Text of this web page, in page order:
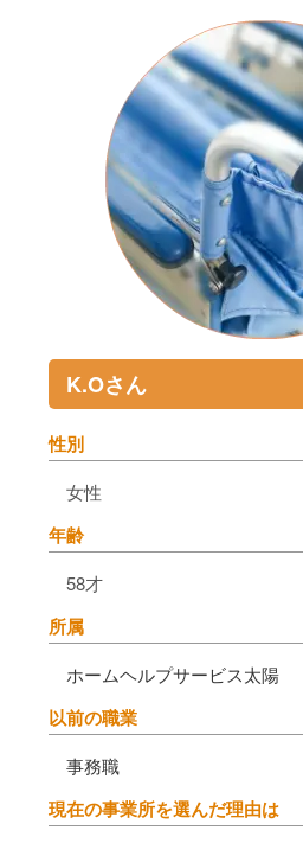
K.Oさん
性別
女性
年齢
58才
所属
ホームヘルプサービス太陽
以前の職業
事務職
現在の事業所を選んだ理由は